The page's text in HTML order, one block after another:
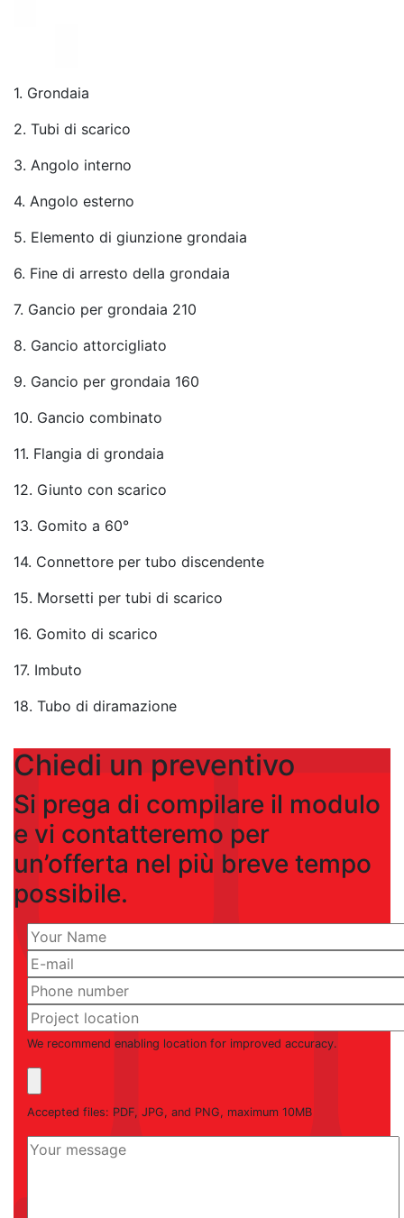
1. Grondaia
2. Tubi di scarico
3. Angolo interno
4. Angolo esterno
5. Elemento di giunzione grondaia
6. Fine di arresto della grondaia
7. Gancio per grondaia 210
8. Gancio attorcigliato
9. Gancio per grondaia 160
10. Gancio combinato
11. Flangia di grondaia
12. Giunto con scarico
13. Gomito a 60°
14. Connettore per tubo discendente
15. Morsetti per tubi di scarico
16. Gomito di scarico
17. Imbuto
18. Tubo di diramazione
Chiedi un preventivo
Si prega di compilare il modulo
e vi contatteremo per
un’offerta nel più breve tempo
possibile.
We recommend enabling location for improved accuracy.
Accepted files: PDF, JPG, and PNG, maximum 10MB